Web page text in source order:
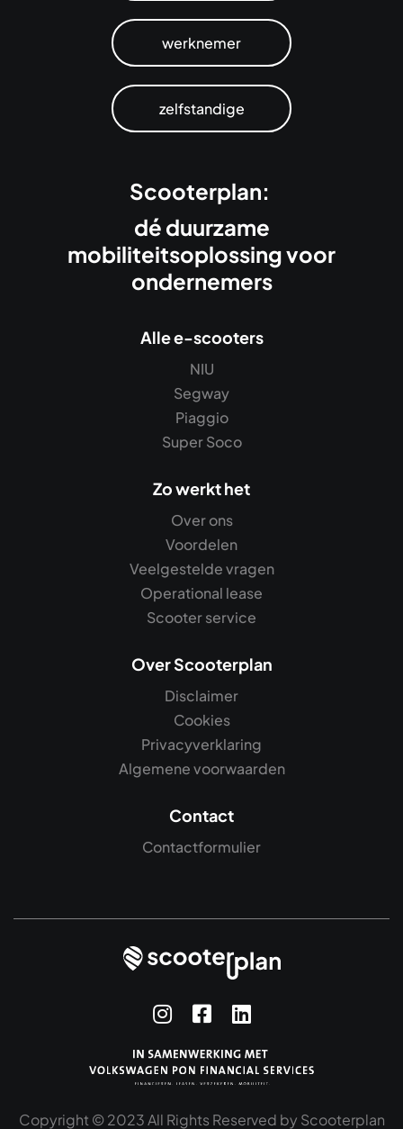
werknemer
zelfstandige
Scooterplan:
dé duurzame
mobiliteitsoplossing voor
ondernemers
Alle e-scooters
NIU
Segway
Piaggio
Super Soco
Zo werkt het
Over ons
Voordelen
Veelgestelde vragen
Operational lease
Scooter service
Over Scooterplan
Disclaimer
Cookies
Privacyverklaring
Algemene voorwaarden
Contact
Contactformulier
Copyright © 2023 All Rights Reserved by Scooterplan